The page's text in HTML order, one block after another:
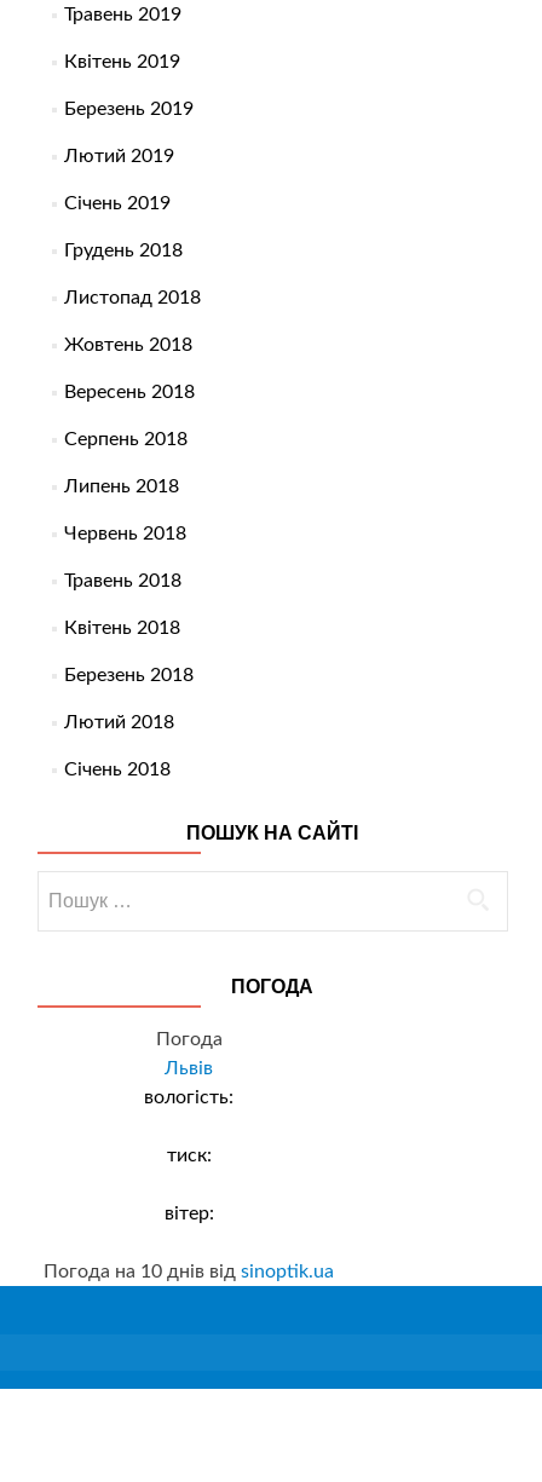
Травень 2019
Квітень 2019
Березень 2019
Лютий 2019
Січень 2019
Грудень 2018
Листопад 2018
Жовтень 2018
Вересень 2018
Серпень 2018
Липень 2018
Червень 2018
Травень 2018
Квітень 2018
Березень 2018
Лютий 2018
Січень 2018
ПОШУК НА САЙТІ
ПОГОДА
Погода
Львів
вологість:
тиск:
вітер:
Погода на 10 днів від sinoptik.ua